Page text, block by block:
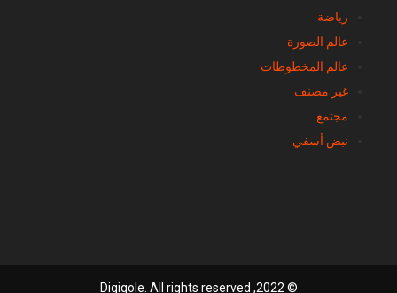
رياضة
عالم الصورة
عالم المخطوطات
غير مصنف
مجتمع
نبض أسفي
© 2022, Digiqole. All rights reserved